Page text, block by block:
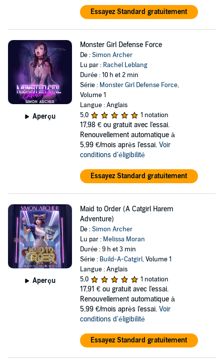
Essayez Standard gratuitement
Aperçu
Monster Girl Defense Force
De :Simon Archer
Lu par : Rachel Leblang
Durée : 10 h et 2 min
Série : Monster Girl Defense Force,
Volume 1
Langue : Anglais
5,0
1 notation
17,98 € ou gratuit avec l'essai.
Renouvellement automatique à
5,99 €/mois après l'essai. Voir
conditions d'éligibilité
Essayez Standard gratuitement
Aperçu
Maid to Order (A Catgirl Harem
Adventure)
De :Simon Archer
Lu par : Melissa Moran
Durée : 9 h et 3 min
Série : Build-A-Catgirl, Volume 1
Langue : Anglais
5,0
1 notation
17,91 € ou gratuit avec l'essai.
Renouvellement automatique à
5,99 €/mois après l'essai. Voir
conditions d'éligibilité
Essayez Standard gratuitement